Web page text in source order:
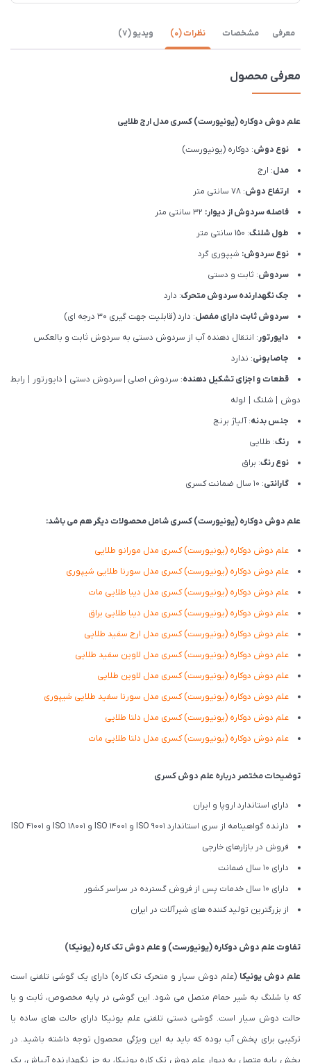
معرفی مشخصات نظرات (0) ویدیو (7)
معرفی محصول
علم دوش دوکاره (یونیورست) کسری مدل ارج طلایی
نوع دوش: دوکاره (یونیورست)
مدل: ارج
ارتفاع دوش: 78 سانتی متر
فاصله سردوش از دیوار:
طول شلنگ: 150 سانتی متر
نوع سردوش: شیپوری گرد
سردوش: ثابت و دستی
جک نگهدارنده سردوش متحرک: دارد
سردوش ثابت دارای مفصل: دارد (قابلیت جهت گیری 30 درجه ای)
دایورتور: انتقال دهنده آب از سردوش دستی به سردوش ثابت و بالعکس
جاصابونی: ندارد
قطعات و اجزای تشکیل دهنده: سردوش اصلی سردوش دستی دایورتور
رابط
دوش
شلنگ
لوله
جنس بدنه: آلیاژ برنج
رنگ: طلایی
نوع رنگ: براق
گارانتی: 10 سال ضمانت کسری
علم دوش دوکاره (یونیورست) کسری شامل محصولات دیگر هم می باشد:
علم دوش دوکاره (یونیورست) کسری مدل مورانو طلایی
علم دوش دوکاره (یونیورست) کسری مدل سورنا طلایی شیپوری
علم دوش دوکاره (یونیورست) کسری مدل دیبا طلایی مات
علم دوش دوکاره (یونیورست) کسری مدل دیبا طلایی براق
علم دوش دوکاره (یونیورست) کسری مدل ارج سفید طلایی
علم دوش دوکاره (یونیورست) کسری مدل لاوین سفید طلایی
علم دوش دوکاره (یونیورست) کسری مدل لاوین طلایی
علم دوش دوکاره (یونیورست) کسری مدل سورنا سفید طلایی شیپوری
علم دوش دوکاره (یونیورست) کسری مدل دلتا طلایی
علم دوش دوکاره (یونیورست) کسری مدل دلتا طلایی مات
توضیحات مختصر درباره علم دوش کسری
دارای استاندارد اروپا و ایران
دارنده گواهینامه از سری استاندارد ISO 9001 و ISO 14001 و ISO 18001 و ISO 41001
فروش در بازارهای خارجی
دارای 10 سال ضمانت
دارای 10 سال خدمات پس از فروش گسترده در سراسر کشور
از بزرگترین تولید کننده های شیرآلات در ایران
تفاوتعلم دوش دوکاره (یونیورست) وعلم دوش تک کاره (یونیکا)
علم دوش یونیکا (علم دوش سیار و متحرک تک کاره) دارای یک گوشی تلفنی است
که با شلنگ به شیر حمام متصل می شود. این گوشی در پایه مخصوص، ثابت و یا
حالت دوش سیار است. گوشی دستی تلفنی علم یونیکا دارای حالت های ساده یا
ترکیبی برای پخش آب بوده که باید به این ویژگی محصول توجه داشته باشید. در
بخش پایه متصل به دیوار علم دوش تک کاره یونیکا، به جز نگهدارنده آبپاش، یک